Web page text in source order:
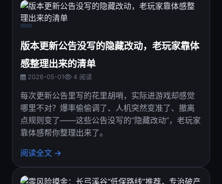
版本更新公告没写的隐藏改动，老玩家靠体
感整理出来的清单
2026-05-01 4 阅读
每次更新公告里写的花里胡哨，实际进游戏却感觉
哪里不对？爆率偷偷调了、人机突然变准了、撤离
点规则变了——这些公告没写的“隐藏改动”，老玩家
靠体感帮你整理出来了。
阅读全文 →